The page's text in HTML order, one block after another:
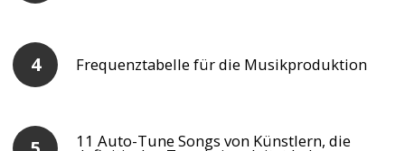
Frequenztabelle für die Musikproduktion
11 Auto-Tune Songs von Künstlern, die